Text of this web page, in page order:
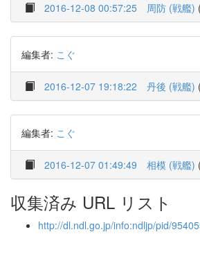
2016-12-08 00:57:25 周防 (戦艦) (
編集者: こぐ
2016-12-07 19:18:22 丹後 (戦艦) (
編集者: こぐ
2016-12-07 01:49:49 相模 (戦艦) (
収集済み URL リスト
http://dl.ndl.go.jp/info:ndljp/pid/